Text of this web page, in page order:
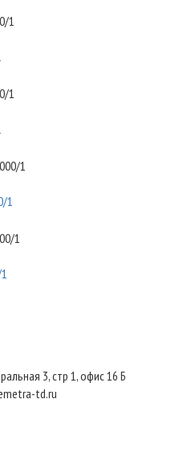
1
3, стр 1, офис 16 Б
td.ru